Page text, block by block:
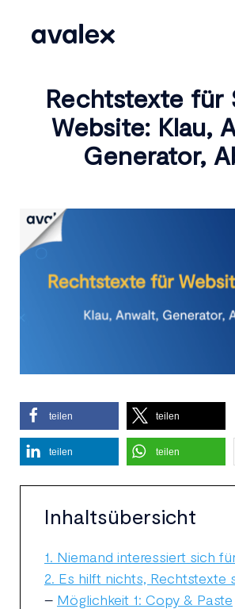
springen
Rechtstexte für
Website: Klau,
Generator,
Zeige
grösseres
Bild
teilen teilen
teilen teilen
Inhaltsübersicht
1. Niemand interessiert sich
2. Es hilft nichts, Rechtstexte
– Möglichkeit 1: Copy & Paste